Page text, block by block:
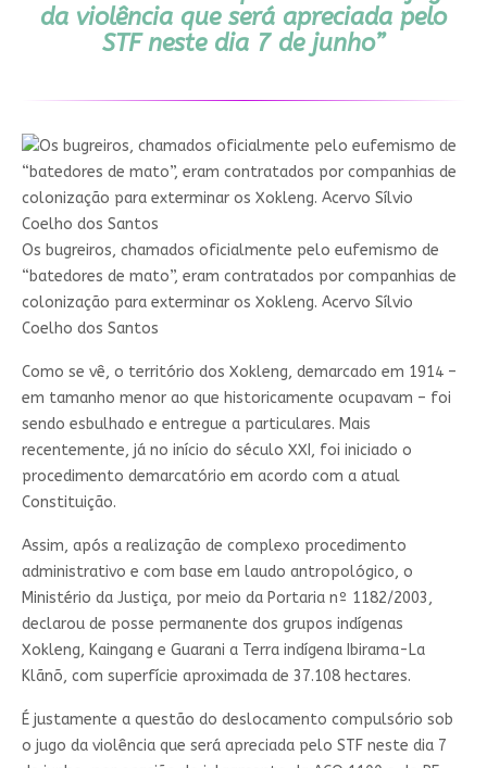
da violência que será apreciada pelo
STF neste dia 7 de junho”
Os bugreiros, chamados oficialmente pelo eufemismo de
“batedores de mato”, eram contratados por companhias de
colonização para exterminar os Xokleng. Acervo Sílvio
Coelho dos Santos
Como se vê, o território dos Xokleng, demarcado em 1914 –
em tamanho menor ao que historicamente ocupavam – foi
sendo esbulhado e entregue a particulares. Mais
recentemente, já no início do século XXI, foi iniciado o
procedimento demarcatório em acordo com a atual
Constituição.
Assim, após a realização de complexo procedimento
administrativo e com base em laudo antropológico, o
Ministério da Justiça, por meio da Portaria nº 1182/2003,
declarou de posse permanente dos grupos indígenas
Xokleng, Kaingang e Guarani a Terra indígena Ibirama-La
Klãnõ, com superfície aproximada de 37.108 hectares.
É justamente a questão do deslocamento compulsório sob
o jugo da violência que será apreciada pelo STF neste dia 7